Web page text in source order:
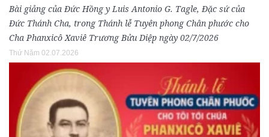
Bài giảng của Đức Hồng y Luis Antonio G. Tagle, Đặc sứ của
Đức Thánh Cha, trong Thánh lễ Tuyên phong Chân phước cho
Cha Phanxicô Xaviê Trương Bửu Diệp ngày 02/7/2026
Thứ Năm 02.07.2026